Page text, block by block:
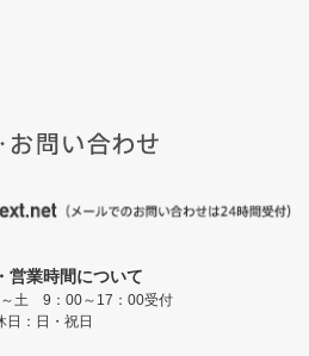
営業時間について
土 9：00～17：00受付
日：日・祝日